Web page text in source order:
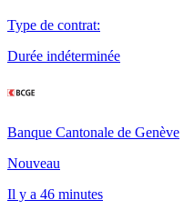
Type de contrat:
Durée indéterminée
Banque Cantonale de Genève
Nouveau
Il y a 46 minutes